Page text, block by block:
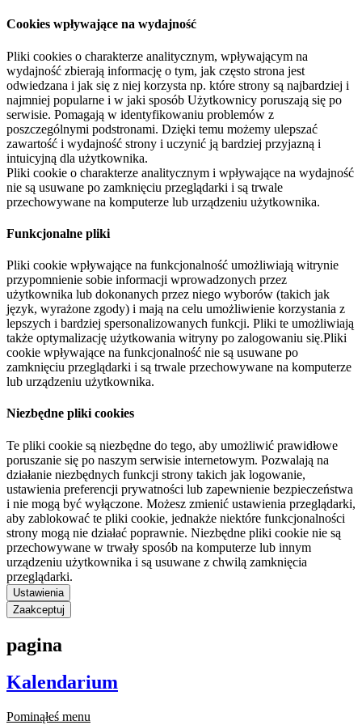
Cookies wpływające na wydajność
Pliki cookies o charakterze analitycznym, wpływającym na
wydajność zbierają informację o tym, jak często strona jest
odwiedzana i jak się z niej korzysta np. które strony są najbardziej i
najmniej popularne i w jaki sposób Użytkownicy poruszają się po
serwisie. Pomagają w identyfikowaniu problemów z
poszczególnymi podstronami. Dzięki temu możemy ulepszać
zawartość i wydajność strony i uczynić ją bardziej przyjazną i
intuicyjną dla użytkownika.
Pliki cookie o charakterze analitycznym i wpływające na wydajność
nie są usuwane po zamknięciu przeglądarki i są trwale
przechowywane na komputerze lub urządzeniu użytkownika.
Funkcjonalne pliki
Pliki cookie wpływające na funkcjonalność umożliwiają witrynie
przypomnienie sobie informacji wprowadzonych przez
użytkownika lub dokonanych przez niego wyborów (takich jak
język, wyrażone zgody) i mają na celu umożliwienie korzystania z
lepszych i bardziej spersonalizowanych funkcji. Pliki te umożliwiają
także optymalizację użytkowania witryny po zalogowaniu się.Pliki
cookie wpływające na funkcjonalność nie są usuwane po
zamknięciu przeglądarki i są trwale przechowywane na komputerze
lub urządzeniu użytkownika.
Niezbędne pliki cookies
Te pliki cookie są niezbędne do tego, aby umożliwić prawidłowe
poruszanie się po naszym serwisie internetowym. Pozwalają na
działanie niezbędnych funkcji strony takich jak logowanie,
ustawienia preferencji prywatności lub zapewnienie bezpieczeństwa
i nie mogą być wyłączone. Możesz zmienić ustawienia przeglądarki,
aby zablokować te pliki cookie, jednakże niektóre funkcjonalności
strony mogą nie działać poprawnie. Niezbędne pliki cookie nie są
przechowywane w trwały sposób na komputerze lub innym
urządzeniu użytkownika i są usuwane z chwilą zamknięcia
przeglądarki.
Ustawienia
Zaakceptuj
pagina
Kalendarium
Pominąłeś menu